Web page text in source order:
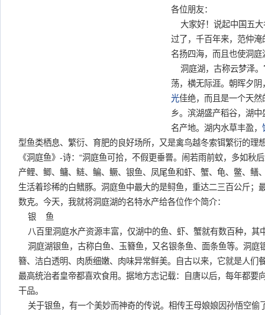
各位朋友：
大家好！说起中国五大
过了，千百年来，范仲淹
名扬四海，而且也使洞庭
洞庭湖，古称云梦泽。
荡，横无际涯。朝晖夕
光佳绝，而且是一个天
乡。滨湖盛产稻谷，湖
名产地。湖内水草丰盈，
型鱼类栖息、繁衍、育肥的良好场所，又是禽鸟越冬索铒繁衍的理
《洞庭鱼》-诗：“洞庭鱼可拾，不假更垂罾。闹若雨前蚊，多如秋
产鲤、鲫、鳙、鲢、鳊、鳜、银鱼、凤尾鱼和虾、蟹、龟、鳖、鳝
生活着珍稀的白鳍豚。洞庭鱼中最大的是鲟鱼，重达二三百公斤；
数克。今天，我就将洞庭湖的名特水产给各位作个简介：
银 鱼
八百里洞庭水产资源丰富，仅湖中的鱼、虾、蟹就有数百种，其
洞庭湖银鱼，古称白鱼、玉簪鱼，又名银条鱼、面条鱼等。洞庭
簪、洁白透明、肉质细嫩、肉味异常鲜美。自古以来，它就是人们
最高统治者皇帝都喜欢食用。据地方志记载：自唐以后，每年都要
干品。
关于银鱼，有一个美妙而神奇的传说。相传王母娘娘因孙悟空偷